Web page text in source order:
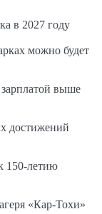
в 2027 году
можно будет
зарплатой выше
достижений
150-летию
«Кар-Тохи»